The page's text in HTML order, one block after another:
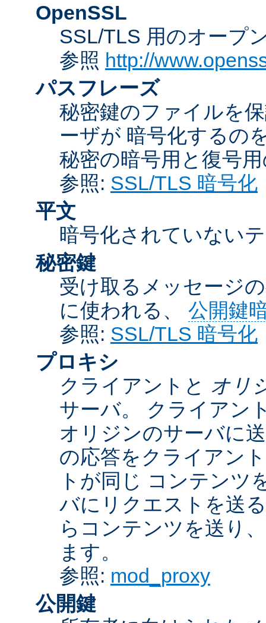
OpenSSL
SSL/TLS 用のオープ
参照 http://
パスフレーズ
秘密鍵のファイルを
ーザが 暗号化するの
秘密の暗号用と復号
参照: SSL/TLS 暗号化
平文
暗号化されていない
秘密鍵
受け取るメッセージ
に使われる、 公開鍵
参照: SSL/TLS 暗号化
プロキシ
クライアントと オリ
サーバ。 クライアン
オリジンのサーバに
の応答をクライアン
トが同じ コンテンツ
バにリクエストを送
らコンテンツを送り
ます。
参照: mod_proxy
公開鍵